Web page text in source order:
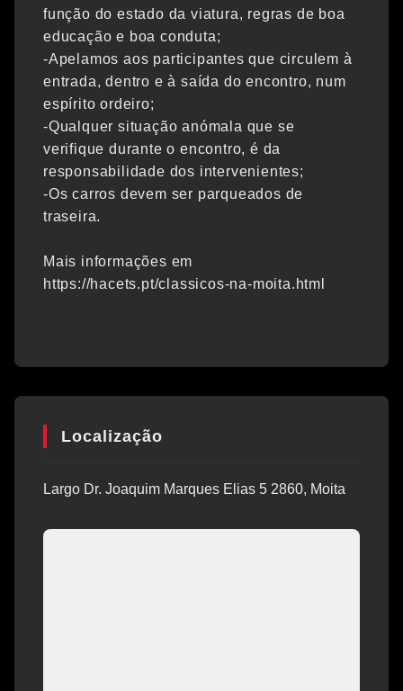
função do estado da viatura, regras de boa
educação e boa conduta;
-Apelamos aos participantes que circulem à
entrada, dentro e à saída do encontro, num
espírito ordeiro;
-Qualquer situação anómala que se
verifique durante o encontro, é da
responsabilidade dos intervenientes;
-Os carros devem ser parqueados de
traseira.
Mais informações em
https://hacets.pt/classicos-na-moita.html
Localização
Largo Dr. Joaquim Marques Elias 5 2860, Moita